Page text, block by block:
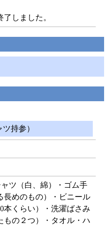
しました。
ツ持参）
ツ（白、綿）・ゴム手
長めのもの）・ビニール
本くらい）・洗濯ばさみ
もの２つ）・タオル・ハ